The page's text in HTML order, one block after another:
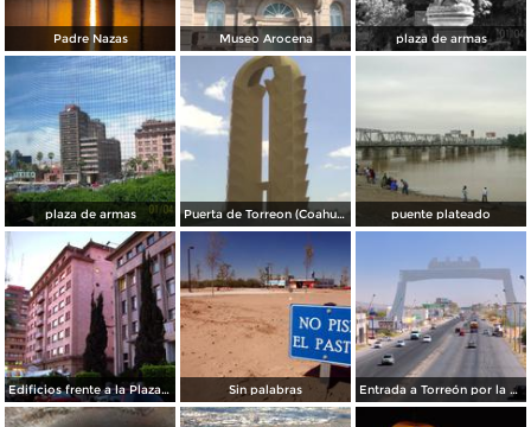
Padre Nazas Museo Arocena plaza de armas
plaza de armas Puerta de Torreon (Coahuila) puente plateado
Edificios frente a la Plaza de Armas Sin palabras Entrada a Torreón por la carretera a Saltillo